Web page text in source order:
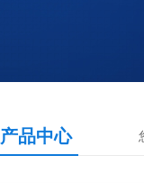
产品中心